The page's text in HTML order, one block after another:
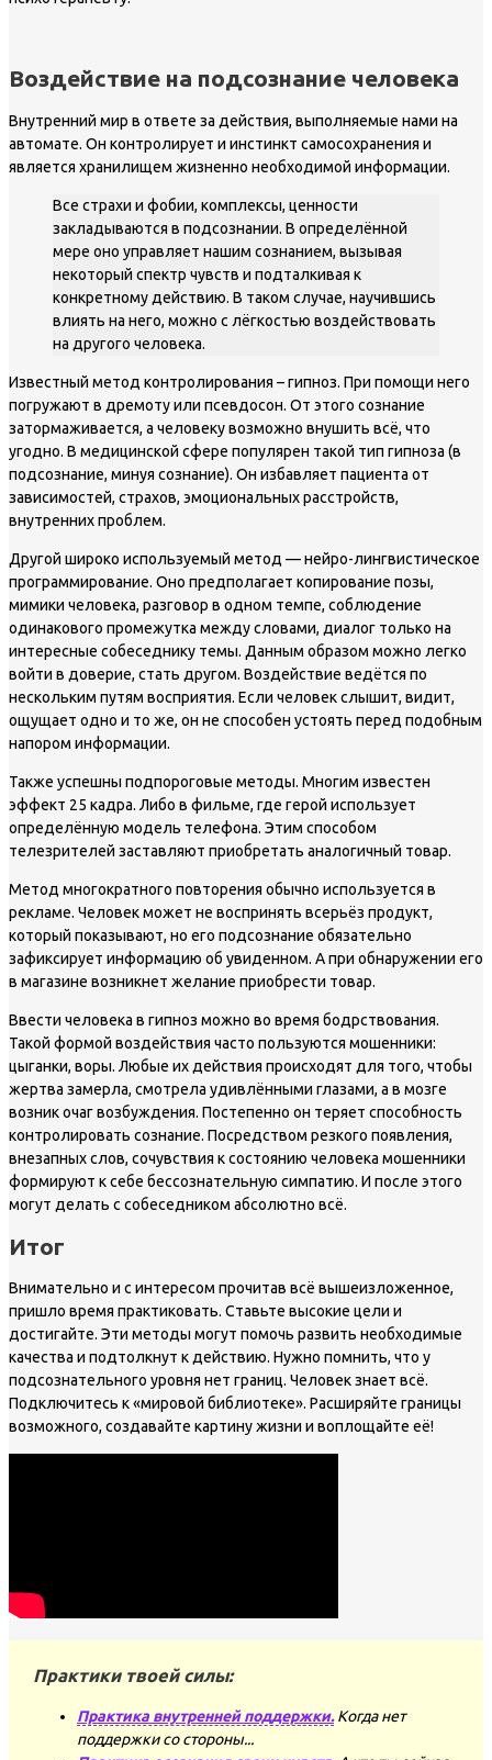
Воздействие на подсознание человека
Внутренний мир в ответе за действия, выполняемые нами на
автомате. Он контролирует и инстинкт самосохранения и
является хранилищем жизненно необходимой информации.
Все страхи и фобии, комплексы, ценности
закладываются в подсознании. В определённой
мере оно управляет нашим сознанием, вызывая
некоторый спектр чувств и подталкивая к
конкретному действию. В таком случае, научившись
влиять на него, можно с лёгкостью воздействовать
на другого человека.
Известный метод контролирования – гипноз. При помощи него
погружают в дремоту или псевдосон. От этого сознание
затормаживается, а человеку возможно внушить всё, что
угодно. В медицинской сфере популярен такой тип гипноза (в
подсознание, минуя сознание). Он избавляет пациента от
зависимостей, страхов, эмоциональных расстройств,
внутренних проблем.
Другой широко используемый метод — нейро-лингвистическое
программирование. Оно предполагает копирование позы,
мимики человека, разговор в одном темпе, соблюдение
одинакового промежутка между словами, диалог только на
интересные собеседнику темы. Данным образом можно легко
войти в доверие, стать другом. Воздействие ведётся по
нескольким путям восприятия. Если человек слышит, видит,
ощущает одно и то же, он не способен устоять перед подобным
напором информации.
Также успешны подпороговые методы. Многим известен
эффект 25 кадра. Либо в фильме, где герой использует
определённую модель телефона. Этим способом
телезрителей заставляют приобретать аналогичный товар.
Метод многократного повторения обычно используется в
рекламе. Человек может не воспринять всерьёз продукт,
который показывают, но его подсознание обязательно
зафиксирует информацию об увиденном. А при обнаружении его
в магазине возникнет желание приобрести товар.
Ввести человека в гипноз можно во время бодрствования.
Такой формой воздействия часто пользуются мошенники:
цыганки, воры. Любые их действия происходят для того, чтобы
жертва замерла, смотрела удивлёнными глазами, а в мозге
возник очаг возбуждения. Постепенно он теряет способность
контролировать сознание. Посредством резкого появления,
внезапных слов, сочувствия к состоянию человека мошенники
формируют к себе бессознательную симпатию. И после этого
могут делать с собеседником абсолютно всё.
Итог
Внимательно и с интересом прочитав всё вышеизложенное,
пришло время практиковать. Ставьте высокие цели и
достигайте. Эти методы могут помочь развить необходимые
качества и подтолкнут к действию. Нужно помнить, что у
подсознательного уровня нет границ. Человек знает всё.
Подключитесь к «мировой библиотеке». Расширяйте границы
возможного, создавайте картину жизни и воплощайте её!
Практики твоей силы:
Практика внутренней поддержки.Когда нет
поддержки со стороны...